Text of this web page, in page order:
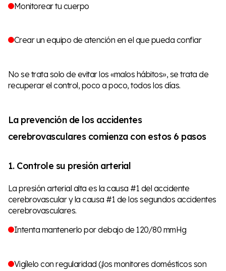
Monitorear tu cuerpo
Crear un equipo de atención en el que pueda confiar
No se trata solo de evitar los «malos hábitos», se trata de
recuperar el control, poco a poco, todos los días.
La prevención de los accidentes
cerebrovasculares comienza con estos 6 pasos
1. Controle su presión arterial
La presión arterial alta es la causa #1 del accidente
cerebrovascular y la causa #1 de los segundos accidentes
cerebrovasculares.
Intenta mantenerlo por debajo de 120/80 mmHg
Vigílelo con regularidad (¡los monitores domésticos son